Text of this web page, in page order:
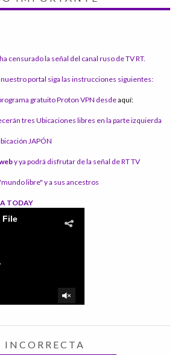
censurado la señal del canal ruso de TV RT.
portal siga las instrucciones siguientes:
gratuito Proton VPN desdeaquí:
tres Ubicaciones libres en la parte izquierda
JAPÓN
y ya podrá disfrutar de la señal de RT TV
libre" y a sus ancestros
TODAY